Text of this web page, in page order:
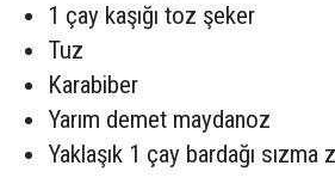
1 çay kaşığı toz şeker
Tuz
Karabiber
Yarım demet maydanoz
Yaklaşık 1 çay bardağı sızma